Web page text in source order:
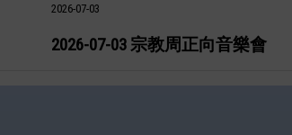
2026-07-03
2026-07-03 宗教周正向音樂會